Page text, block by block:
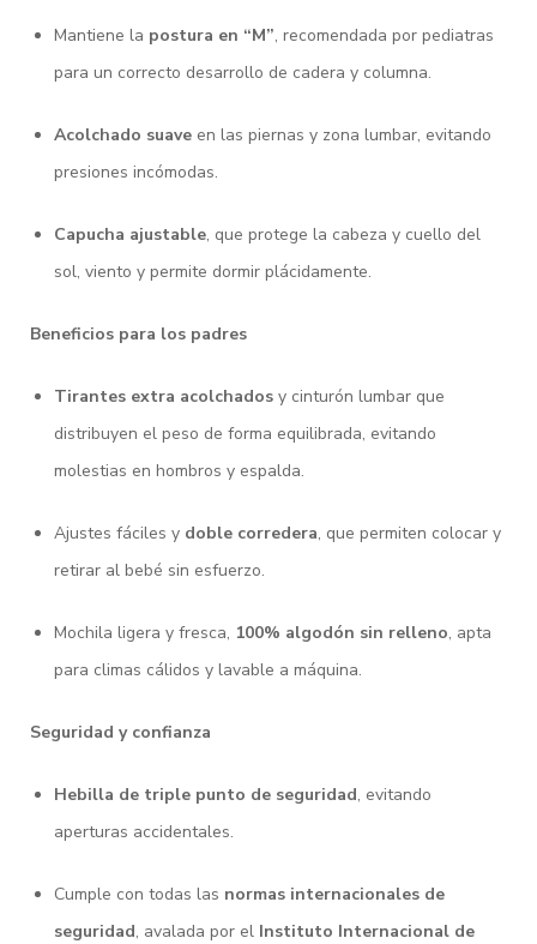
Mantiene la postura en “M”, recomendada por pediatras
para un correcto desarrollo de cadera y columna.
Acolchado suave en las piernas y zona lumbar, evitando
presiones incómodas.
Capucha ajustable, que protege la cabeza y cuello del
sol, viento y permite dormir plácidamente.
Beneficios para los padres
Tirantes extra acolchados y cinturón lumbar que
distribuyen el peso de forma equilibrada, evitando
molestias en hombros y espalda.
Ajustes fáciles y doble corredera, que permiten colocar y
retirar al bebé sin esfuerzo.
Mochila ligera y fresca, 100% algodón sin relleno, apta
para climas cálidos y lavable a máquina.
Seguridad y confianza
Hebilla de triple punto de seguridad, evitando
aperturas accidentales.
Cumple con todas las normas internacionales de
seguridad, avalada por el Instituto Internacional de